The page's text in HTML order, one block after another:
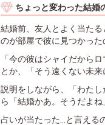
ちょっと変わった結婚
結婚前、友人とよく当た
のが部屋で彼に見つかった
「今の彼はシャイだから
とか、「そう遠くない未
説明をしながら、「わた
ら「結婚かあ。そうだよ
占いが当たった…と言える